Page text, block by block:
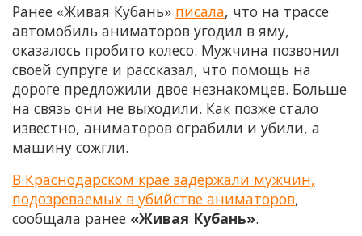
Ранее «Живая Кубань» писала, что на трассе
автомобиль аниматоров угодил в яму,
оказалось пробито колесо. Мужчина позвонил
своей супруге и рассказал, что помощь на
дороге предложили двое незнакомцев. Больше
на связь они не выходили. Как позже стало
известно, аниматоров ограбили и убили, а
машину сожгли.
В Краснодарском крае задержали мужчин,
подозреваемых в убийстве аниматоров,
сообщала ранее «Живая Кубань».